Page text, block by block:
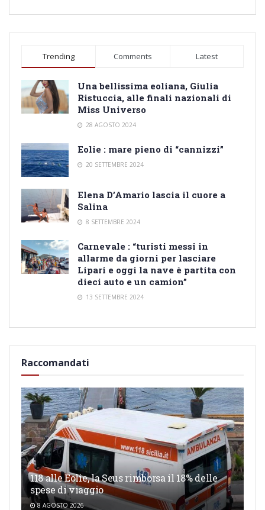
Trending Comments Latest
Una bellissima eoliana, Giulia
Ristuccia, alle finali nazionali di
Miss Universo
28 AGOSTO 2024
Eolie : mare pieno di “cannizzi”
20 SETTEMBRE 2024
Elena D’Amario lascia il cuore a
Salina
8 SETTEMBRE 2024
Carnevale : “turisti messi in
allarme da giorni per lasciare
Lipari e oggi la nave è partita con
dieci auto e un camion”
13 SETTEMBRE 2024
Raccomandati
118 alle Eolie, la Seus rimborsa il 18% delle
spese di viaggio
8 AGOSTO 2026